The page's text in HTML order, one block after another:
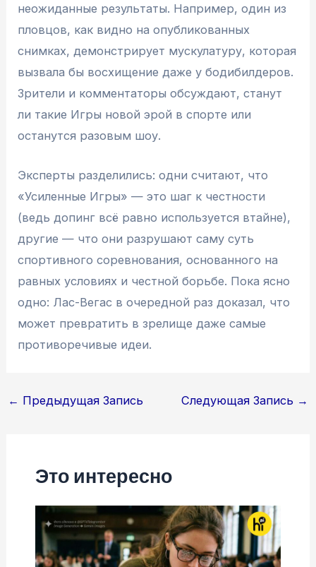
неожиданные результаты. Например, один из
пловцов, как видно на опубликованных
снимках, демонстрирует мускулатуру, которая
вызвала бы восхищение даже у бодибилдеров.
Зрители и комментаторы обсуждают, станут
ли такие Игры новой эрой в спорте или
останутся разовым шоу.
Эксперты разделились: одни считают, что
«Усиленные Игры» — это шаг к честности
(ведь допинг всё равно используется втайне),
другие — что они разрушают саму суть
спортивного соревнования, основанного на
равных условиях и честной борьбе. Пока ясно
одно: Лас-Вегас в очередной раз доказал, что
может превратить в зрелище даже самые
противоречивые идеи.
Навигация
← Предыдущая Запись Следующая Запись →
Это интересно